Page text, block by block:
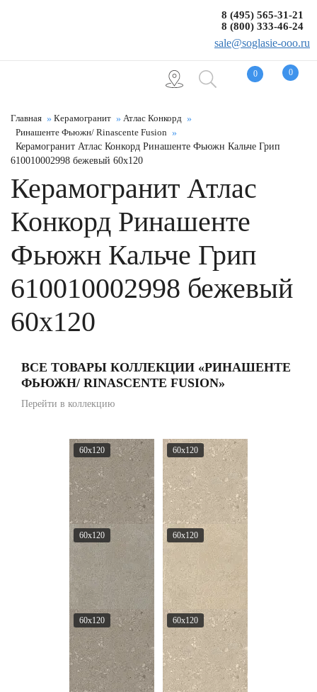
0 0
8 (495) 565-31-21
8 (800) 333-46-24
sale@soglasie-ooo.ru
Главная Керамогранит
Атлас Конкорд
Ринашенте Фьюжн/ Rinascente Fusion
Керамогранит Атлас Конкорд Ринашенте Фьюжн Кальче Грип
610010002998 бежевый 60x120
Керамогранит Атлас
Конкорд Ринашенте
Фьюжн Кальче Грип
610010002998 бежевый
60x120
ВСЕ ТОВАРЫ КОЛЛЕКЦИИ «РИНАШЕНТЕ
ФЬЮЖН/ RINASCENTE FUSION»
Перейти в коллекцию
60x120 60x120
60x120 60x120
60x120 60x120